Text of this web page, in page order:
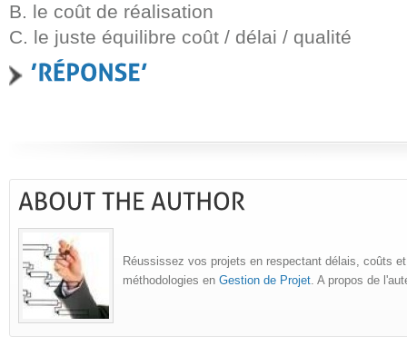
B. le coût de réalisation
C. le juste équilibre coût / délai / qualité
Réussissez vos projets en respectant délais, coûts
méthodologies en Gestion de Projet . A propos de